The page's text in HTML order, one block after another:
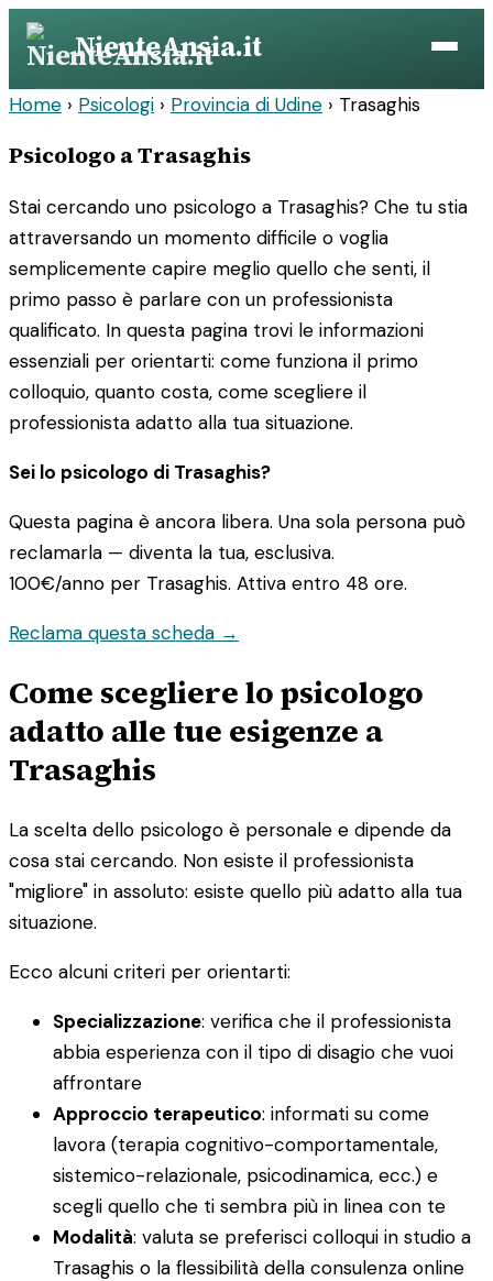
Vai
contenuto
NienteAnsia.it
Home › Psicologi › Provincia di Udine › Trasaghis
Psicologo a Trasaghis
Stai cercando uno psicologo a Trasaghis? Che tu stia
attraversando un momento difficile o voglia
semplicemente capire meglio quello che senti, il
primo passo è parlare con un professionista
qualificato. In questa pagina trovi le informazioni
essenziali per orientarti: come funziona il primo
colloquio, quanto costa, come scegliere il
professionista adatto alla tua situazione.
Sei lo psicologo di Trasaghis?
Questa pagina è ancora libera. Una sola persona può
reclamarla — diventa la tua, esclusiva.
100€/anno per Trasaghis. Attiva entro 48 ore.
Reclama questa scheda →
Come scegliere lo psicologo
adatto alle tue esigenze a
Trasaghis
La scelta dello psicologo è personale e dipende da
cosa stai cercando. Non esiste il professionista
"migliore" in assoluto: esiste quello più adatto alla tua
situazione.
Ecco alcuni criteri per orientarti:
Specializzazione: verifica che il professionista
abbia esperienza con il tipo di disagio che vuoi
affrontare
Approccio terapeutico: informati su come
lavora (terapia cognitivo-comportamentale,
sistemico-relazionale, psicodinamica, ecc.) e
scegli quello che ti sembra più in linea con te
Modalità: valuta se preferisci colloqui in studio a
Trasaghis o la flessibilità della consulenza online